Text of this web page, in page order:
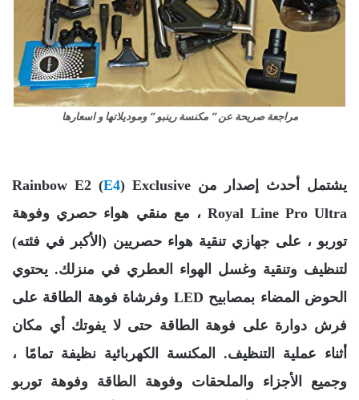
مراجعة صريحة عن ” مكنسة رينبو ” وموديلاتها و اسعارها
يشتمل أحدث إصدار من Rainbow E2 ( E4) Exclusive
Royal Line Pro Ultra ، مع منقي هواء حصري وفوهة
توربو ، على جهازي تنقية هواء حصريين (الأكبر في فئته)
لتنظيف وتنقية وغسل الهواء العطري في منزلك. يحتوي
الحوض المضاء بمصابيح LED وفرشاة فوهة الطاقة على
فرش دوارة على فوهة الطاقة حتى لا يفوتك أي مكان
أثناء عملية التنظيف. المكنسة الكهربائية نظيفة تمامًا ،
وجميع الأجزاء والملحقات وفوهة الطاقة وفوهة توربو